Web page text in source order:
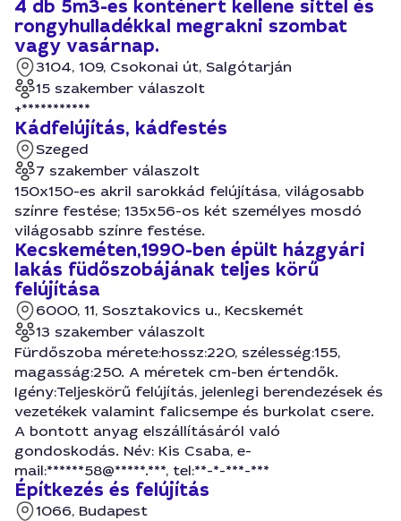
4 db 5m3-es konténert kellene sittel és
rongyhulladékkal megrakni szombat
vagy vasárnap.
3104, 109, Csokonai út, Salgótarján
15 szakember válaszolt
+***********
Kádfelújítás, kádfestés
Szeged
7 szakember válaszolt
150x150-es akril sarokkád felújítása, világosabb
színre festése; 135x56-os két személyes mosdó
világosabb színre festése.
Kecskeméten,1990-ben épült házgyári
lakás füdőszobájának teljes körű
felújítása
6000, 11, Sosztakovics u., Kecskemét
13 szakember válaszolt
Fürdőszoba mérete:hossz:220, szélesség:155,
magasság:250. A méretek cm-ben értendők.
Igény:Teljeskörű felújítás, jelenlegi berendezések és
vezetékek valamint falicsempe és burkolat csere.
A bontott anyag elszállításáról való
gondoskodás. Név: Kis Csaba, e-
mail:******58@*****.***, tel:**-*-***-***
Építkezés és felújítás
1066, Budapest